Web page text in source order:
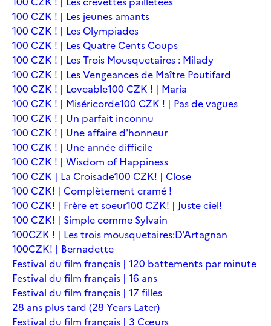
100 CZK ! | Les jeunes amants
100 CZK ! | Les Olympiades
100 CZK ! | Les Quatre Cents Coups
100 CZK ! | Les Trois Mousquetaires : Milady
100 CZK ! | Les Vengeances de Maître Poutifard
100 CZK ! | Loveable100 CZK ! | Maria
100 CZK ! | Miséricorde100 CZK ! | Pas de vagues
100 CZK ! | Un parfait inconnu
100 CZK ! | Une affaire d'honneur
100 CZK ! | Une année difficile
100 CZK ! | Wisdom of Happiness
100 CZK | La Croisade100 CZK! | Close
100 CZK! | Complètement cramé !
100 CZK! | Frère et soeur100 CZK! | Juste ciel!
100 CZK! | Simple comme Sylvain
100CZK ! | Les trois mousquetaires:D'Artagnan
100CZK! | Bernadette
Festival du film français | 120 battements par minute
Festival du film français | 16 ans
Festival du film français | 17 filles
28 ans plus tard (28 Years Later)
Festival du film français | 3 Cœurs